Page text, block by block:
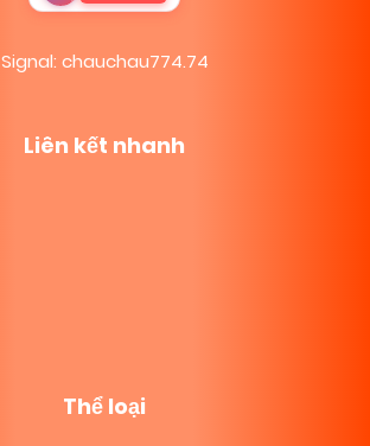
Signal: chauchau774.74
Liên kết nhanh
Thể loại